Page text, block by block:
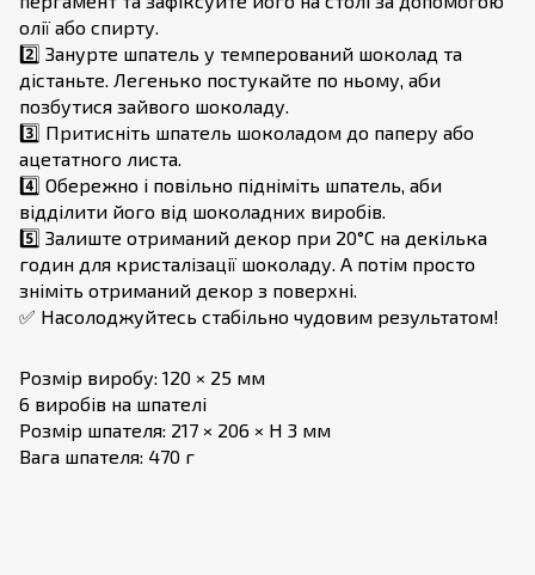
олії або спирту.
2️⃣ Занурте шпатель у темперований шоколад та
дістаньте. Легенько постукайте по ньому, аби
позбутися зайвого шоколаду.
3️⃣ Притисніть шпатель шоколадом до паперу або
ацетатного листа.
4️⃣ Обережно і повільно підніміть шпатель, аби
відділити його від шоколадних виробів.
5️⃣ Залиште отриманий декор при 20°С на декілька
годин для кристалізації шоколаду. А потім просто
зніміть отриманий декор з поверхні.
✅ Насолоджуйтесь стабільно чудовим результатом!
Розмір виробу: 120 × 25 мм
6 виробів на шпателі
Розмір шпателя: 217 × 206 × H 3 мм
Вага шпателя: 470 г